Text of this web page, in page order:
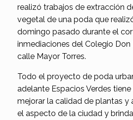
realizó trabajos de extracción
vegetal de una poda que
domingo pasado durante el
inmediaciones del Colegio Don
calle Mayor Torres.
Todo el proyecto de poda
adelante Espacios Verdes
mejorar la calidad de plantas y
el aspecto de la ciudad y